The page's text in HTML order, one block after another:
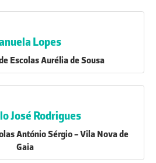
Lopes
Escolas Aurélia de Sousa
José Rodrigues
António Sérgio - Vila Nova de
Gaia